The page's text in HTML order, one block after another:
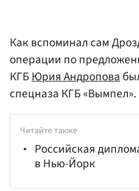
Как вспоминал сам
операции по
КГБЮрия Андропова
спецназа КГБ «Вымпел».
Читайте также
Российская
в Нью-Йорк